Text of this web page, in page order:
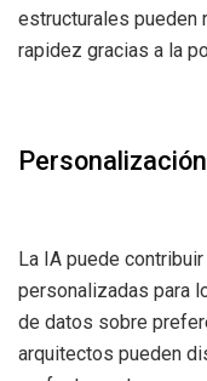
estructurales pueden
rapidez gracias a la
La IA puede
personalizadas para
de datos sobre
arquitectos pueden